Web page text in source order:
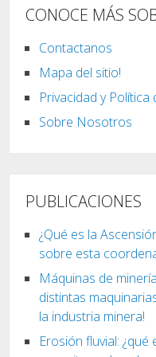
CONOCE MÁS
Contactanos
Mapa del sitio!
Privacidad y Política
Sobre Nosotros
PUBLICACIONES
¿Qué es la
sobre esta
Máquinas de
distintas
la industria minera!
Erosión fluvial: ¿qué